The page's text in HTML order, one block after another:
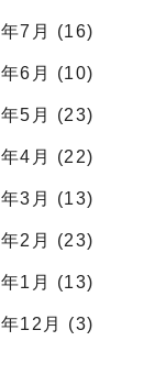
7月 (16)
6月 (10)
5月 (23)
4月 (22)
3月 (13)
2月 (23)
1月 (13)
12月 (3)